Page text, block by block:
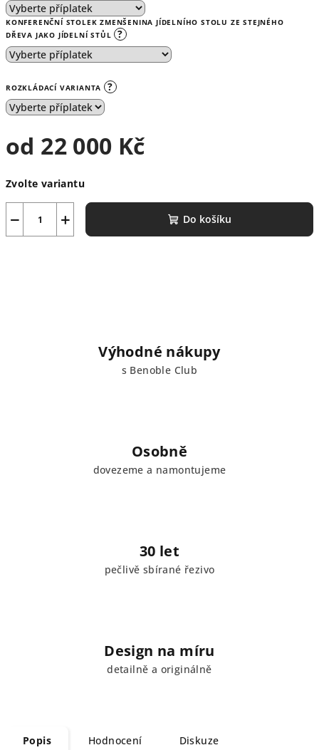
KONFERENČNÍ STOLEK ZMENŠENINA JÍDELNÍHO STOLU ZE STEJNÉHO
DŘEVA JAKO JÍDELNÍ STŮL ?
ROZKLÁDACÍ VARIANTA ?
od 22 000 Kč
cena:
Zvolte variantu
+
− Do košíku
Výhodné nákupy
s Benoble Club
Osobně
dovezeme a namontujeme
30 let
pečlivě sbírané řezivo
Design na míru
detailně a originálně
Popis Hodnocení Diskuze